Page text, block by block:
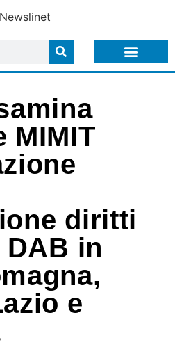
MIMIT
diritti
DAB in
e